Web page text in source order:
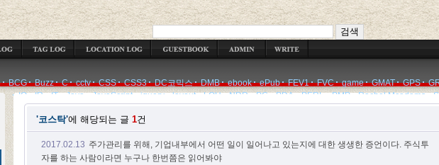
ADMIN WRITE
BCG Buzz C cctv CSS CSS3 DC코믹스 DMB ebook ePub FEV1 FVC game GMAT GPS
IQ
IR IT Java JavaScript jquery layout LOH NDR PC PDA PERL PMP Rachel Mcadams
'코스탁'에 해당되는 글 1건
2017.02.13 주가관리를 위해, 기업내부에서 어떤 일이 일어나고 있는지에 대한 생생한 증언이다. 주식투
자를 하는 사람이라면 누구나 한번쯤은 읽어봐야